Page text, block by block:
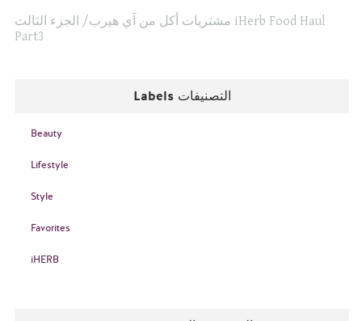
مشتريات أكل من آي هيرب/ الجزء الثالث iHerb Food Haul
Part3
Labels التصنيفات
Beauty
Lifestyle
Style
Favorites
iHERB